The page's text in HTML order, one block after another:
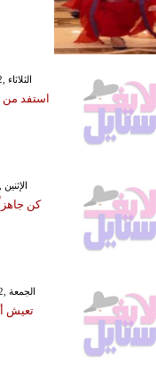
GMT 15:27 2019 الثلاثاء ,02 إبريل / نيسان
استفد
GMT 15:06 2019 الإثنين ,25 آذار/ مارس
كن
GMT 22:25 2019 الجمعة ,02 آب / أغسطس
تعيش